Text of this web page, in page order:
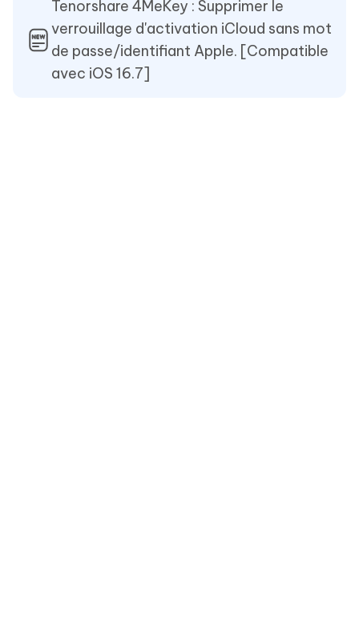
Tenorshare 4MeKey : Supprimer le
verrouillage d'activation iCloud sans mot
de passe/identifiant Apple. [Compatible
avec iOS 16.7]